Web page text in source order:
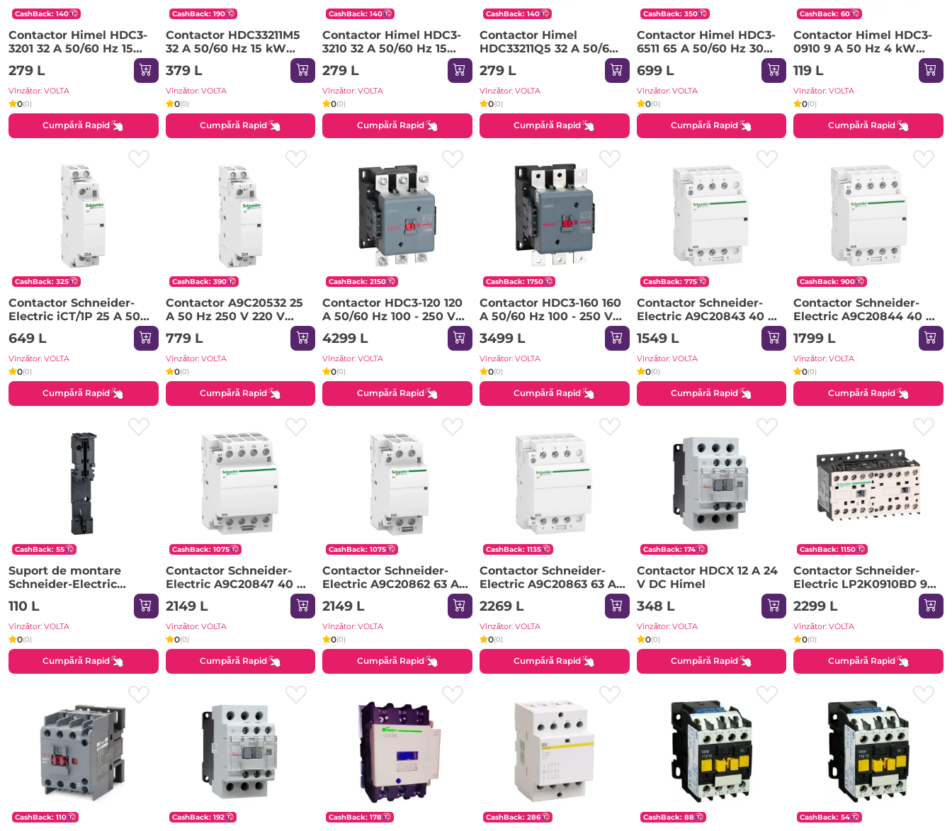
CashBack: 140
Contactor Himel HDC3-
3201 32 A 50/60 Hz 15
kW 220-690 V 380 V
IP20
279 L
Vînzător: VOLTA
0(0)
Cumpără Rapid
CashBack: 190
Contactor HDC33211M5
32 A 50/60 Hz 15 kW
220-690 V 230 V IP20
Himel
379 L
Vînzător: VOLTA
0(0)
Cumpără Rapid
CashBack: 140
Contactor Himel HDC3-
3210 32 A 50/60 Hz 15
kW 220-690 V 36 V IP20
279 L
Vînzător: VOLTA
0(0)
Cumpără Rapid
CashBack: 140
Contactor Himel
HDC33211Q5 32 A 50/60
Hz 15 kW 220-690 V 380
V IP20
279 L
Vînzător: VOLTA
0(0)
Cumpără Rapid
CashBack: 350
Contactor Himel HDC3-
6511 65 A 50/60 Hz 30
kW 220-690 V 380 V
IP20
699 L
Vînzător: VOLTA
0(0)
Cumpără Rapid
CashBack: 60
Contactor Himel HDC3-
0910 9 A 50 Hz 4 kW
220-690 V 24 V IP20
119 L
Vînzător: VOLTA
0(0)
Cumpără Rapid
CashBack: 325
Contactor Schneider-
Electric iCT/1P 25 A 50
Hz 250 V 220 V IP20
649 L
Vînzător: VOLTA
0(0)
Cumpără Rapid
CashBack: 390
Contactor A9C20532 25
A 50 Hz 250 V 220 V
IP20 Schneider-Electric
779 L
Vînzător: VOLTA
0(0)
Cumpără Rapid
CashBack: 2150
Contactor HDC3-120 120
A 50/60 Hz 100 - 250 V
AC/DC IP20 Himel
4299 L
Vînzător: VOLTA
0(0)
Cumpără Rapid
CashBack: 1750
Contactor HDC3-160 160
A 50/60 Hz 100 - 250 V
AC/DC IP20 Himel
3499 L
Vînzător: VOLTA
0(0)
Cumpără Rapid
CashBack: 775
Contactor Schneider-
Electric A9C20843 40 A
50 Hz 400 V 220 V IP20
1549 L
Vînzător: VOLTA
0(0)
Cumpără Rapid
CashBack: 900
Contactor Schneider-
Electric A9C20844 40 A
50 Hz 400 V 220 V IP20
1799 L
Vînzător: VOLTA
0(0)
Cumpără Rapid
CashBack: 55
Suport de montare
Schneider-Electric
LAD311
110 L
Vînzător: VOLTA
0(0)
Cumpără Rapid
CashBack: 1075
Contactor Schneider-
Electric A9C20847 40 A
50 Hz 400 A 220 V IP20
2149 L
Vînzător: VOLTA
0(0)
Cumpără Rapid
CashBack: 1075
Contactor Schneider-
Electric A9C20862 63 A
50 Hz 250 V 220 V IP20
2149 L
Vînzător: VOLTA
0(0)
Cumpără Rapid
CashBack: 1135
Contactor Schneider-
Electric A9C20863 63 A
50 Hz 250 V 220 V IP20
2269 L
Vînzător: VOLTA
0(0)
Cumpără Rapid
CashBack: 174
Contactor HDCX 12 A 24
V DC Himel
348 L
Vînzător: VOLTA
0(0)
Cumpără Rapid
CashBack: 1150
Contactor Schneider-
Electric LP2K0910BD 9 A
50/60 Hz 4 kW 690 V 24
V IP20
2299 L
Vînzător: VOLTA
0(0)
Cumpără Rapid
CashBack: 110 CashBack: 192 CashBack: 178 CashBack: 286 CashBack: 88 CashBack: 54